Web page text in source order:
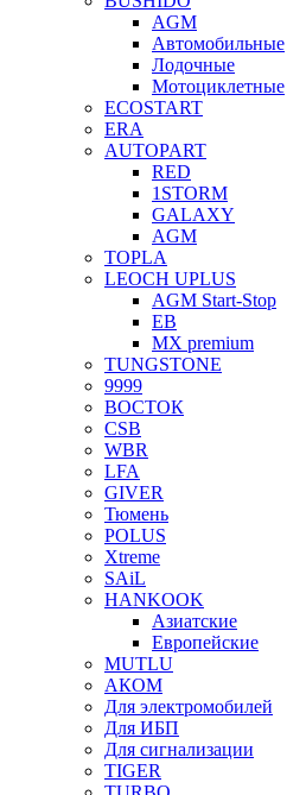
AGM
Автомобильные
Лодочные
Мотоциклетные
ECOSTART
ERA
AUTOPART
RED
1STORM
GALAXY
AGM
TOPLA
LEOCH UPLUS
AGM Start-Stop
EB
MX premium
TUNGSTONE
9999
ВОСТОК
CSB
WBR
LFA
GIVER
Тюмень
POLUS
Xtreme
SAiL
HANKOOK
Азиатские
Европейские
MUTLU
АКОМ
Для электромобилей
Для ИБП
Для сигнализации
TIGER